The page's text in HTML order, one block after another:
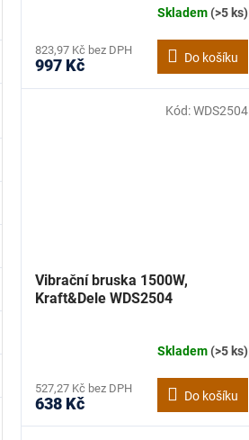
Skladem(>5 ks)
823,97 Kč bez DPH
997 Kč Do košíku
Vibrační bruska 1500W,
Kraft&Dele WDS2504
Skladem(>5 ks)
527,27 Kč bez DPH
638 Kč Do košíku
Kód:WDS2504